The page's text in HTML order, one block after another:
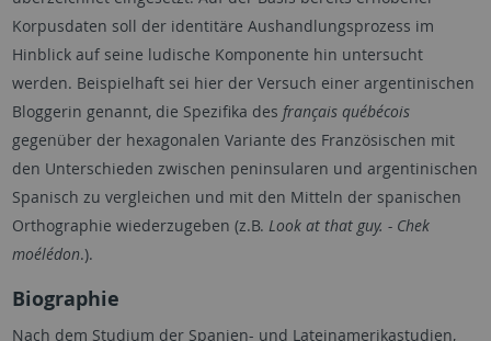
Korpusdaten soll der identitäre Aushandlungsprozess im
Hinblick auf seine ludische Komponente hin untersucht
werden. Beispielhaft sei hier der Versuch einer argentinischen
Bloggerin genannt, die Spezifika des français québécois
gegenüber der hexagonalen Variante des Französischen mit
den Unterschieden zwischen peninsularen und argentinischen
Spanisch zu vergleichen und mit den Mitteln der spanischen
Orthographie wiederzugeben (z.B. Look at that guy. - Chek
moélédon.).
Biographie
Nach dem Studium der Spanien- und Lateinamerikastudien,